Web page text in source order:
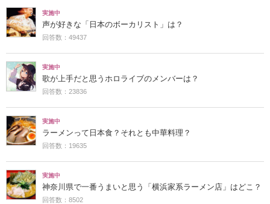
実施中
声が好きな「日本のボーカリスト」は？
回答数：49437
実施中
歌が上手だと思うホロライブのメンバーは？
回答数：23836
実施中
ラーメンって日本食？それとも中華料理？
回答数：19635
実施中
神奈川県で一番うまいと思う「横浜家系ラーメン店」はどこ？
回答数：8502